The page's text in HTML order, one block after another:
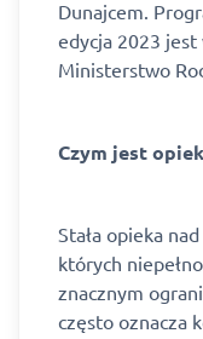
Dunajcem.
edycja 2023 jest
Ministerstwo
Czym jest
Stała opieka
których
znacznym
często oznacza